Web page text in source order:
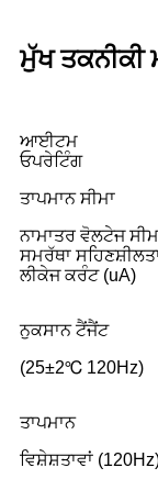
ਮੁੱਖ ਤਕਨੀਕੀ
ਆਈਟਮ
ਓਪਰੇਟਿੰਗ
ਤਾਪਮਾਨ ਸੀਮਾ
ਨਾਮਾਤਰ ਵੋਲਟੇਜ
ਸਮਰੱਥਾ
ਲੀਕੇਜ ਕਰੰਟ (uA)
ਨੁਕਸਾਨ ਟੈਂਜੈਂਟ
(25±2℃ 120Hz)
ਤਾਪਮਾਨ
ਵਿਸ਼ੇਸ਼ਤਾਵਾਂ